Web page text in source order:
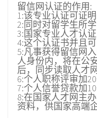
留信网认证的作用:
1:该专业认证可证
2:同时对留学生所
3:国家专业人才认
4:这个认证书并且
5:凡事获得留信网
人身份内，将在公
后，同步读取人才
6:个人职称评审加
7:个人信誉贷款加
8:在国家人才网主
资料，供国家高端